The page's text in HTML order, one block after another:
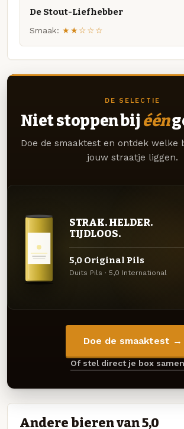
De Stout-Liefhebber
Smaak: ★★☆☆☆
DE SELECTIE
Niet stoppen bij één
Doe de smaaktest en ontdek welke
jouw straatje liggen.
STRAK. HELDER.
TIJDLOOS.
5,0 Original Pils
Duits Pils · 5,0 International
Doe de smaaktest →
Of stel direct je box
Andere bieren van 5,0